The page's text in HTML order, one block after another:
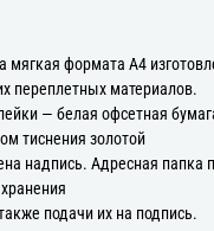
мягкая формата А4
переплетных материалов.
— белая офсетная
тиснения золотой
надпись. Адресная папка
подачи их на подпись.